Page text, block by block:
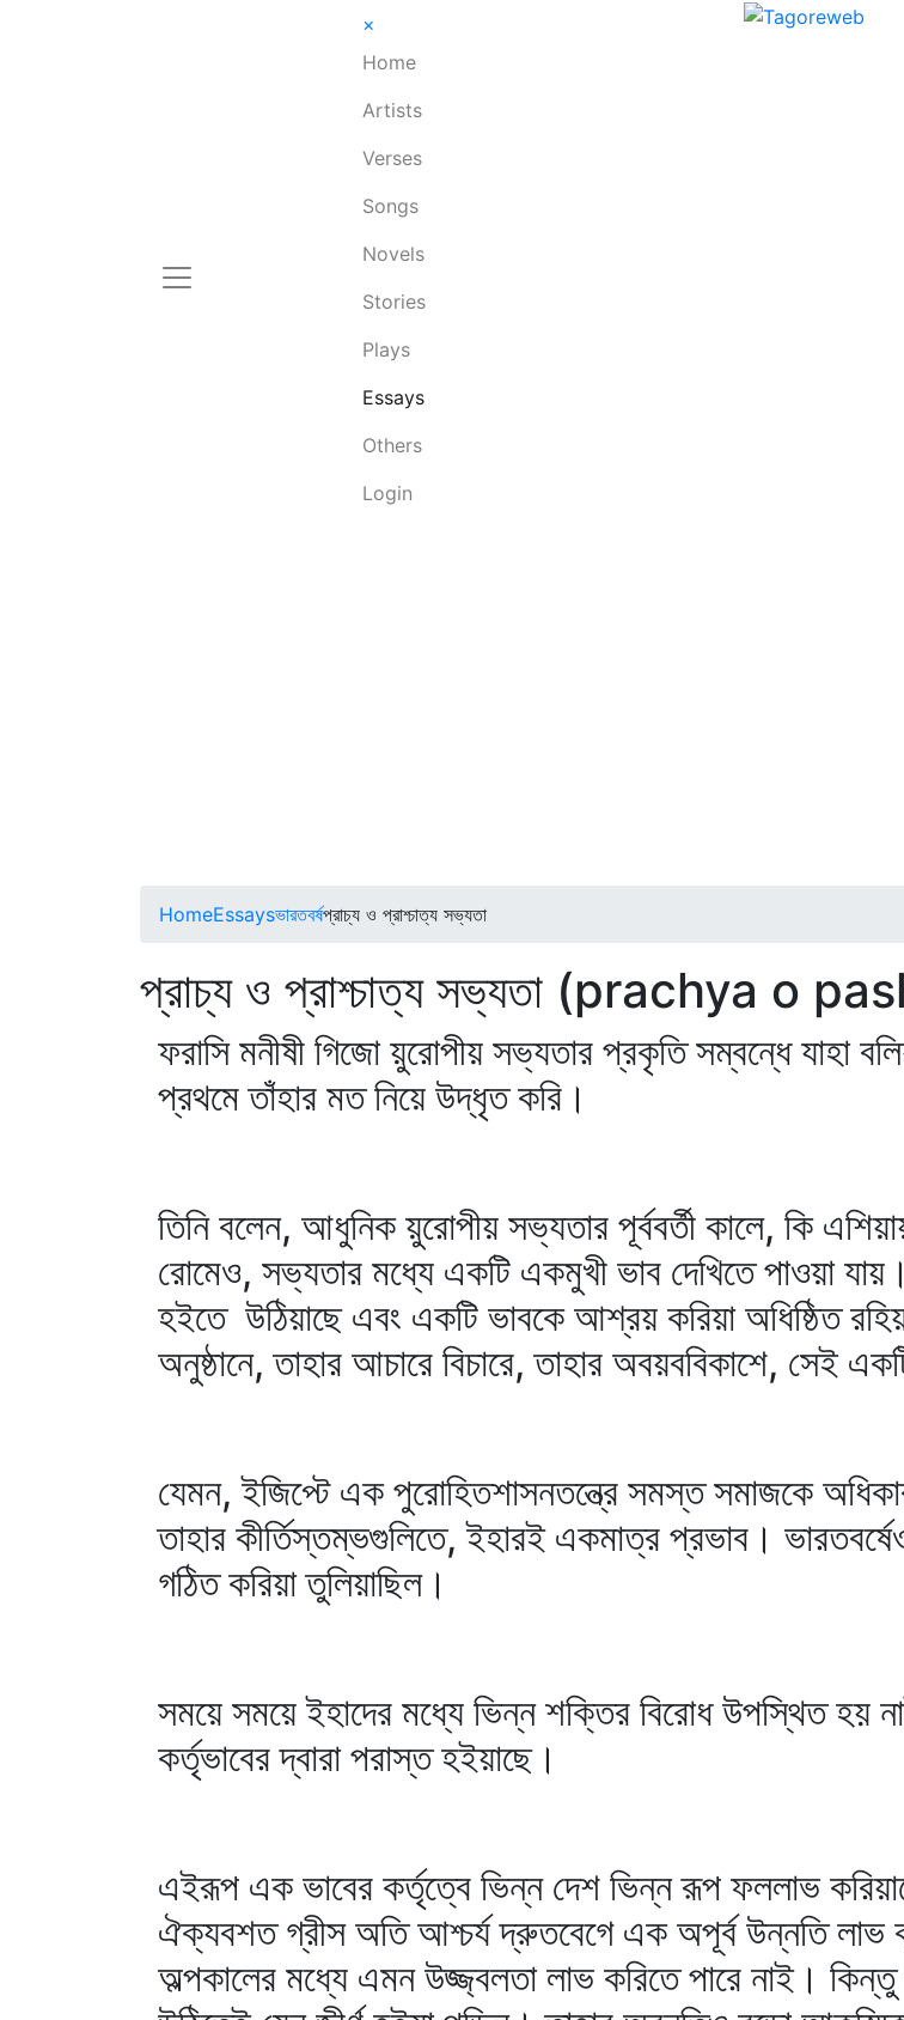
×
Home
Artists
Verses
Songs
Novels
Stories
Plays
Essays
Others
Login
HomeEssaysভারতবর্ষপ্রাচ্য ও প্রাশ্চাত্য সভ্যতা
প্রাচ্য ও প্রাশ্চাত্য সভ্যতা (prachya o
ফরাসি মনীষী গিজো য়ুরোপীয় সভ্যতার প্রকৃতি সম্বন্ধে যাহা
প্রথমে তাঁহার মত নিয়ে উদ্‌ধৃত করি।
তিনি বলেন, আধুনিক য়ুরোপীয় সভ্যতার পূর্ববর্তী কালে, কি
রোমেও, সভ্যতার মধ্যে একটি একমুখী ভাব দেখিতে পাওয়া
হইতে উঠিয়াছে এবং একটি ভাবকে আশ্রয় করিয়া অধিষ্ঠিত
অনুষ্ঠানে, তাহার আচারে বিচারে, তাহার অবয়ববিকাশে, সেই
যেমন, ইজিপ্টে এক পুরোহিতশাসনতন্ত্রে সমস্ত সমাজকে
তাহার কীর্তিস্তম্ভগুলিতে, ইহারই একমাত্র প্রভাব।
গঠিত করিয়া তুলিয়াছিল।
সময়ে সময়ে ইহাদের মধ্যে ভিন্ন শক্তির বিরোধ উপস্থিত হয়
কর্তৃভাবের দ্বারা পরাস্ত হইয়াছে।
এইরূপ এক ভাবের কর্তৃত্বে ভিন্ন দেশ ভিন্ন রূপ ফললাভ
ঐক্যবশত গ্রীস অতি আশ্চর্য দ্রুতবেগে এক অপূর্ব উন্নতি
অল্পকালের মধ্যে এমন উজ্জ্বলতা লাভ করিতে পারে নাই। কিন্তু